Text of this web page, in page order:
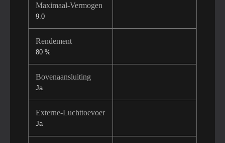
Maximaal-Vermogen
9.0
Rendement
80 %
Bovenaansluiting
Ja
Externe-Luchttoevoer
Ja